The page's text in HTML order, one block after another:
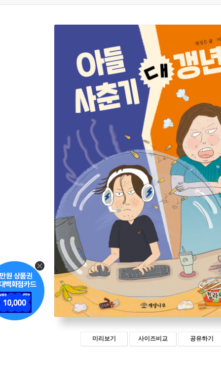
미리보기 사이즈비교 공유하기